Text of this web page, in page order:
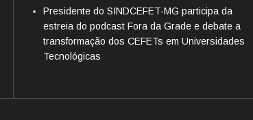
Presidente do SINDCEFET-MG participa da
estreia do podcast Fora da Grade e debate a
transformação dos CEFETs em Universidades
Tecnológicas